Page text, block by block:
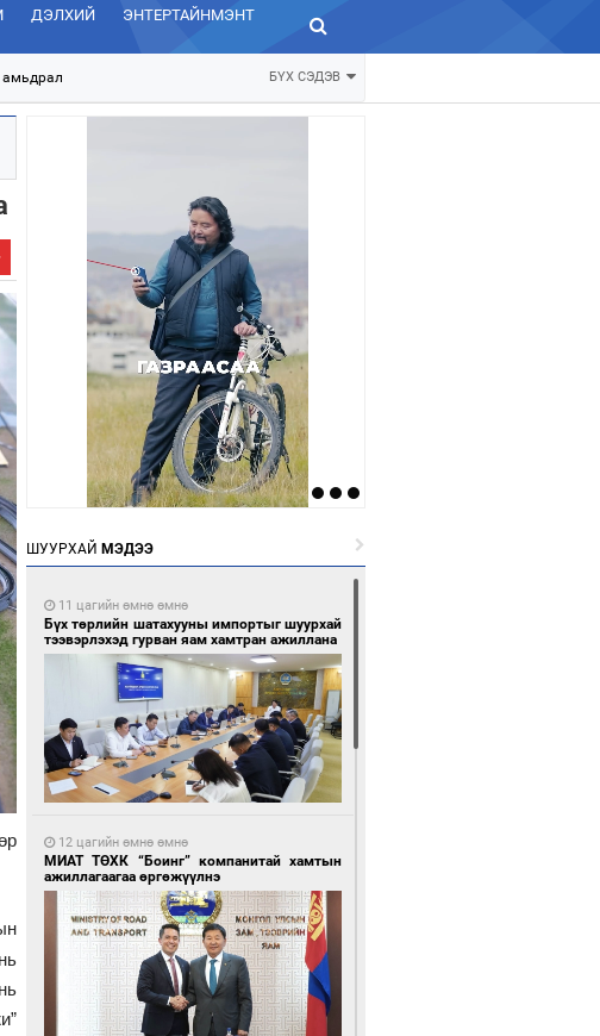
ДЭЛХИЙ ЭНТЕРТАЙНМЭНТ ЗУРХАЙ
БҮХ СЭДЭВ
ШУУРХАЙ МЭДЭЭ
11 цагийн өмнө өмнө
Бүх төрлийн шатахууны импортыг шуурхай
тээвэрлэхэд гурван яам хамтран ажиллана
12 цагийн өмнө өмнө
МИАТ ТӨХК “Боинг” компанитай хамтын
ажиллагаагаа өргөжүүлнэ